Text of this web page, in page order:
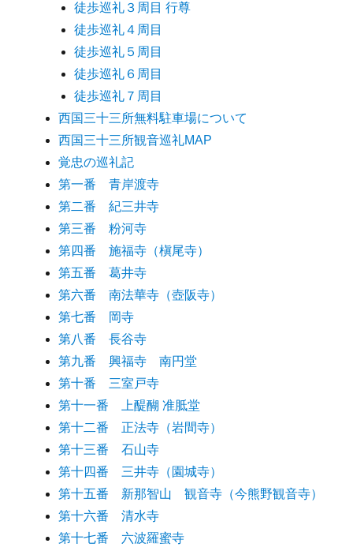
徒歩巡礼３周目 行尊
徒歩巡礼４周目
徒歩巡礼５周目
徒歩巡礼６周目
徒歩巡礼７周目
西国三十三所無料駐車場について
西国三十三所観音巡礼MAP
覚忠の巡礼記
第一番 青岸渡寺
第二番 紀三井寺
第三番 粉河寺
第四番 施福寺（槇尾寺）
第五番 葛井寺
第六番 南法華寺（壺阪寺）
第七番 岡寺
第八番 長谷寺
第九番 興福寺 南円堂
第十番 三室戸寺
第十一番 上醍醐 准胝堂
第十二番 正法寺（岩間寺）
第十三番 石山寺
第十四番 三井寺（園城寺）
第十五番 新那智山 観音寺（今熊野観音寺）
第十六番 清水寺
第十七番 六波羅蜜寺